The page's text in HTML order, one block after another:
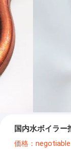
国内水ボイラ
価格：negotiable